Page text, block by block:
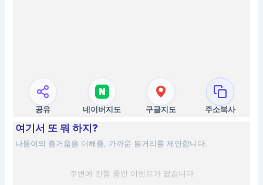
공유 네이버지도 구글지도 주소복사
여기서 또 뭐 하지?
나들이의 즐거움을 더해줄, 가까운 볼거리를 제안합니다.
주변에 진행 중인 이벤트가 없습니다